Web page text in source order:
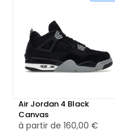
Air Jordan 4 Black
Canvas
à partir de 160,00 €